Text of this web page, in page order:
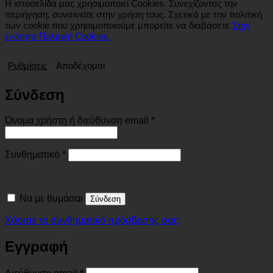
Η ιστοσελίδα μας χρησιμοποιεί Cookies. Συνεχίζοντας την
περιήγηση, συναινείτε στην χρήση τους. Σχετικά με την πολιτική
των cookie που χρησιμοποιούμε μπορείτε να διαβάσετε Στην
ενότητα Πολιτική Cookies.
Ρυθμίσεις Αποδέχομαι
Σύνδεση
Όνομα χρήστη ή διεύθυνση email *Απαιτείται
Συνθηματικό *Απαιτείται
Να με θυμάσαι Σύνδεση
Χάσατε το συνθηματικό πρόσβασής σας;
Εγγραφή